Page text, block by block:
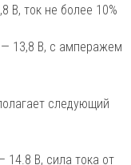
В, ток не более 10%
13,8 В, с амперажем
следующий
14.8 В, сила тока от